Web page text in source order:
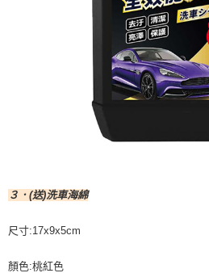
３．(送)洗車海綿
尺寸:17x9x5cm
顏色:桃紅色